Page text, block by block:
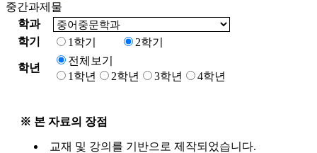
중간과제물
학과
학기
1학기 2학기
학년
전체보기
1학년
2학년 3학년 4학년
※ 본 자료의 장점
교재 및 강의를 기반으로 제작되었습니다.